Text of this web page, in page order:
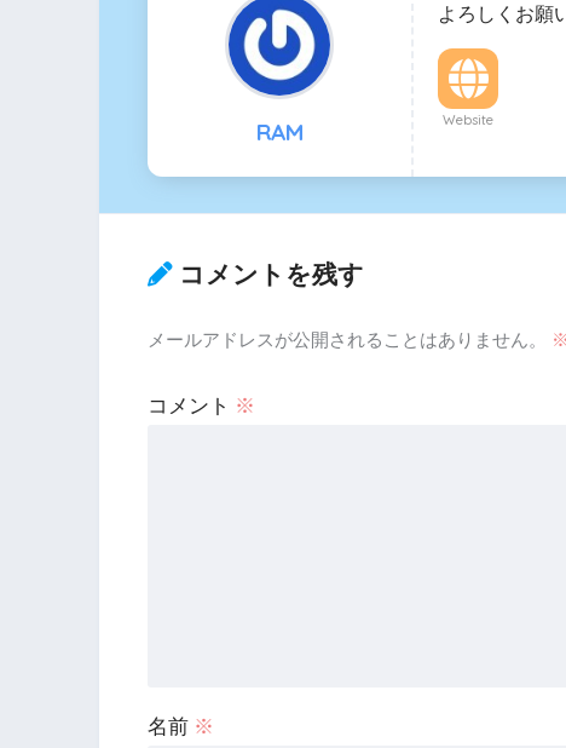
RAM
よろしくお願
Website
コメントを残す
メールアドレスが公開されることはありません。 ※
コメント ※
名前 ※